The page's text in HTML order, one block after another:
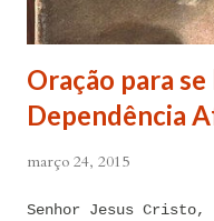
Oração para
Dependência
março 24, 2015
Senhor Jesus Cristo,